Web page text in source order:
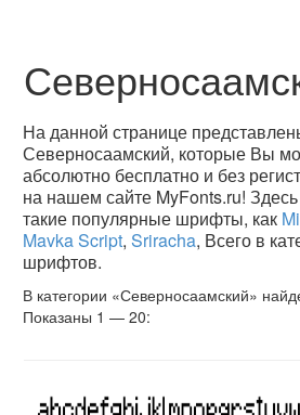
На данной странице
Северносаамский, которые Вы
абсолютно бесплатно и без
на нашем сайте MyFonts.ru!
такие популярные шрифты, как
Mavka Script, Sriracha, Всего в
шрифтов.
В категории «Северносаамский»
Показаны 1 — 20: